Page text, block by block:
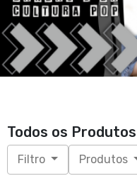
Todos os Produtos
Filtro Produtos